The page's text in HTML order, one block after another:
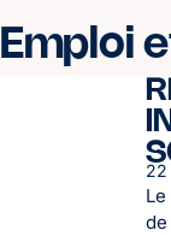
Emploi
22
de